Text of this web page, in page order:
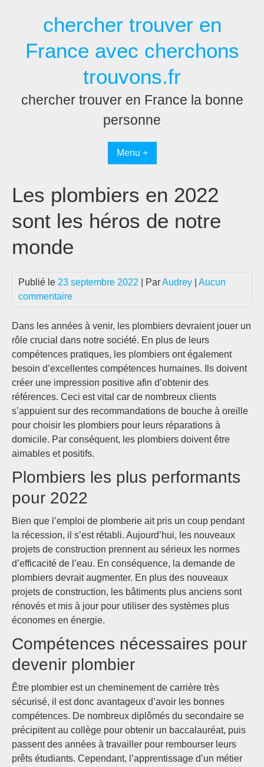
chercher trouver en
France avec cherchons
trouvons.fr
chercher trouver en France la bonne
personne
Menu +
Les plombiers en 2022
sont les héros de notre
monde
Publié le 23 septembre 2022 | ParAudrey
Aucun
commentaire
Dans les années à venir, les plombiers devraient jouer un
rôle crucial dans notre société. En plus de leurs
compétences pratiques, les plombiers ont également
besoin d’excellentes compétences humaines. Ils doivent
créer une impression positive afin d’obtenir des
références. Ceci est vital car de nombreux clients
s’appuient sur des recommandations de bouche à oreille
pour choisir les plombiers pour leurs réparations à
domicile. Par conséquent, les plombiers doivent être
aimables et positifs.
Plombiers les plus performants
pour 2022
Bien que l’emploi de plomberie ait pris un coup pendant
la récession, il s’est rétabli. Aujourd’hui, les nouveaux
projets de construction prennent au sérieux les normes
d’efficacité de l’eau. En conséquence, la demande de
plombiers devrait augmenter. En plus des nouveaux
projets de construction, les bâtiments plus anciens sont
rénovés et mis à jour pour utiliser des systèmes plus
économes en énergie.
Compétences nécessaires pour
devenir plombier
Être plombier est un cheminement de carrière très
sécurisé, il est donc avantageux d’avoir les bonnes
compétences. De nombreux diplômés du secondaire se
précipitent au collège pour obtenir un baccalauréat, puis
passent des années à travailler pour rembourser leurs
prêts étudiants. Cependant, l’apprentissage d’un métier